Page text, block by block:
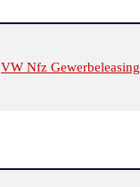
VW Nfz Gewerbeleasing